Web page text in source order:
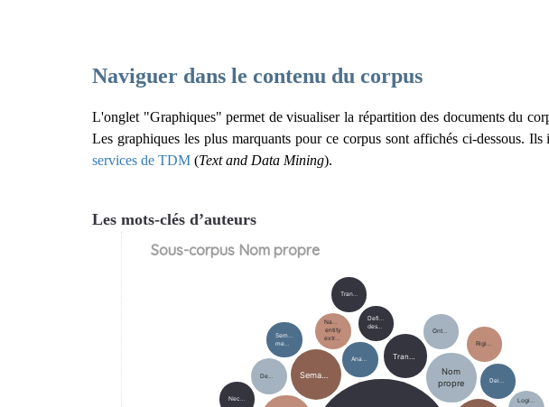
Naviguer dans le contenu du corpus
L'onglet "Graphiques" permet de visualiser la répartition des documents du
Les graphiques les plus marquants pour ce corpus sont affichés ci-dessous.
services de TDM (Text and Data Mining).
Les mots-clés d’auteurs
Sous-corpus Nom propre
Nom
propre
Anaphora
Definite
descriptions
Deixis
Demonstratives
Logically
Named
entity
extraction
Necessity
Ontology
Rigidity
Semantic
memory
Translation